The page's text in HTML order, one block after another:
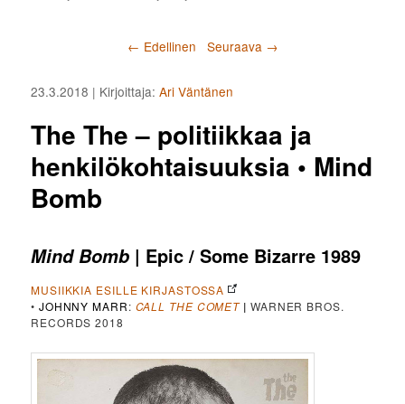
Artikkelien selaus
← Edellinen Seuraava →
The The – politiikkaa ja
henkilökohtaisuuksia • Mind
Bomb
23.3.2018 | Kirjoittaja:Ari Väntänen
Mind Bomb | Epic / Some Bizarre 1989
MUSIIKKIA ESILLE KIRJASTOSSA
• JOHNNY MARR: CALL THE COMET | WARNER BROS.
RECORDS 2018